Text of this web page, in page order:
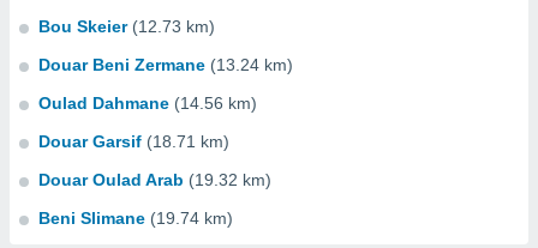
Bou Skeier (12.73 km)
Douar Beni Zermane (13.24 km)
Oulad Dahmane (14.56 km)
Douar Garsif (18.71 km)
Douar Oulad Arab (19.32 km)
Beni Slimane (19.74 km)